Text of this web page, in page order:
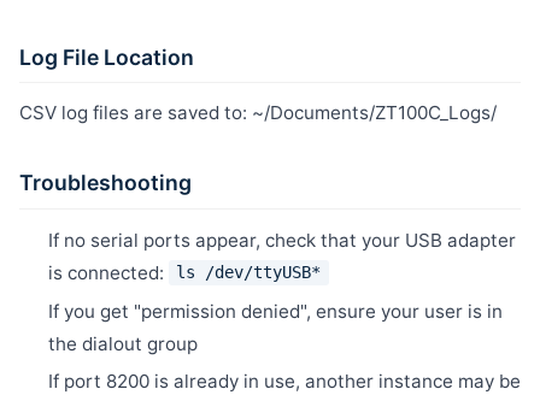
Log File Location
CSV log files are saved to: ~/Documents/ZT100C_Logs/
Troubleshooting
If no serial ports appear, check that your USB adapter
is connected:
ls /dev/ttyUSB*
If you get "permission denied", ensure your user is in
the dialout group
If port 8200 is already in use, another instance may be